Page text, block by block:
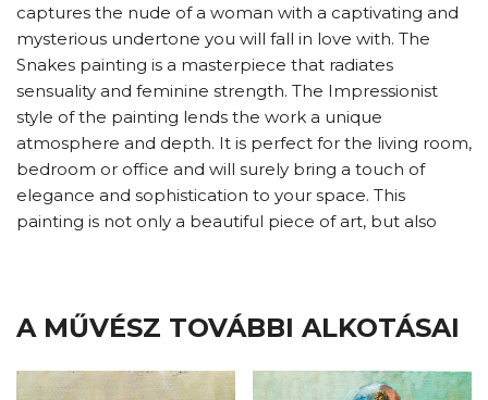
captures the nude of a woman with a captivating and
mysterious undertone you will fall in love with. The
Snakes painting is a masterpiece that radiates
sensuality and feminine strength. The Impressionist
style of the painting lends the work a unique
atmosphere and depth. It is perfect for the living room,
bedroom or office and will surely bring a touch of
elegance and sophistication to your space. This
painting is not only a beautiful piece of art, but also
A MŰVÉSZ TOVÁBBI ALKOTÁSAI